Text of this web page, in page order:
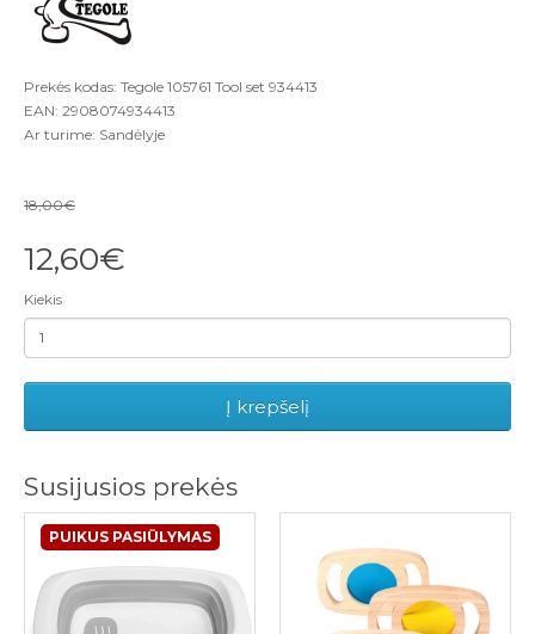
Prekės kodas: Tegole 105761 Tool set 934413
EAN: 2908074934413
Ar turime: Sandėlyje
18,00€
12,60€
Kiekis
Į krepšelį
Susijusios prekės
PUIKUS PASIŪLYMAS